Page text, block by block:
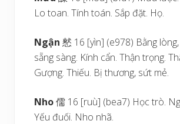
Lo toan. Tính toán. Sắp đặt. Họ.
Ngận 憖 16 [yìn] (e978) Bằng
sẵng sàng. Kính cẩn. Thận trọng.
Gượng. Thiếu. Bị thương, sứt mẻ.
Nho儒 16 [ruù] (bea7) Học trò.
Yếu đuối. Nho nhã.